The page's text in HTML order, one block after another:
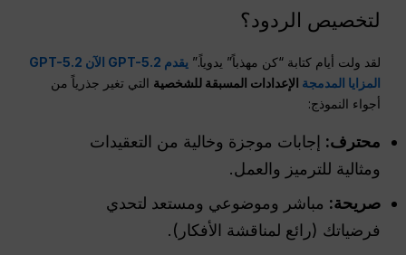
لتخصيص الردود؟
لقد ولت أيام كتابة “كن مهذباً” يدوياً.”
يقدم GPT-5.2 الآن GPT-5.2
المزايا المدمجة الإعدادات المسبقة للشخصية التي تغير جذرياً من
أجواء النموذج:
محترف: إجابات موجزة وخالية من التعقيدات
ومثالية للترميز والعمل.
صريحة: مباشر وموضوعي ومستعد لتحدي
فرضياتك (رائع لمناقشة الأفكار).